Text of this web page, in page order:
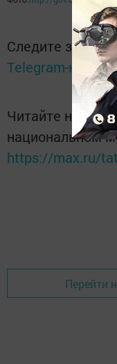
Следите за
Telegram-канале
Читайте
национальном
https://max.ru/
Перейти